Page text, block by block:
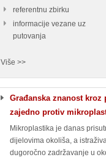
referentnu zbirku
informacije vezane uz
putovanja
Više >>
Građanska znanost kroz
zajedno protiv
Mikroplastika je danas
dijelovima okoliša, a
dugoročno zadržavanje u